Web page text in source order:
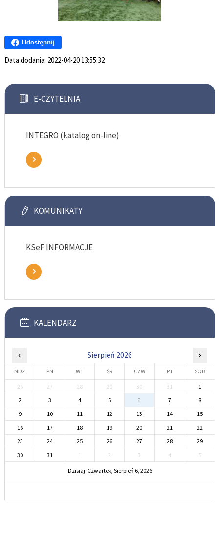
Udostępnij
Data dodania: 2022-04-20 13:55:32
E-CZYTELNIA
INTEGRO (katalog on-line)
KOMUNIKATY
KSeF INFORMACJE
KALENDARZ
‹ Sierpień 2026 ›
NDZ PN WT ŚR CZW PT SOB
26 27 28 29 30 31
1
2
3 4 5 6 7
8
9
10 11 12 13 14
15
16
17 18 19 20 21
22
23
24 25 26 27 28
29
30
31 1 2 3 4 5
Dzisiaj: Czwartek, Sierpień 6, 2026